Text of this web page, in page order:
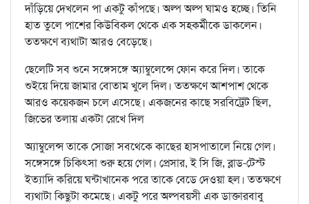
দাঁড়িয়ে দেখলেন পা একটু কাঁপছে। অল্প অল্প ঘামও হচ্ছে। তিনি
হাত তুলে পাশের কিউবিকল থেকে এক সহকর্মীকে ডাকলেন।
ততক্ষণে ব্যথাটা আরও বেড়েছে।
ছেলেটি সব শুনে সঙ্গেসঙ্গে অ্যাম্বুলেন্সে ফোন করে দিল। তাকে
শুইয়ে দিয়ে জামার বোতাম খুলে দিল। ততক্ষণে আশপাশ থেকে
আরও কয়েকজন চলে এসেছে। একজনের কাছে সরবিট্রেট ছিল,
জিভের তলায় একটা রেখে দিল
অ্যাম্বুলেন্স তাকে সোজা সবথেকে কাছের হাসপাতালে নিয়ে গেল।
সঙ্গেসঙ্গে চিকিৎসা শুরু হয়ে গেল। প্রেসার, ই সি জি, ব্লাড-টেস্ট
ইত্যাদি করিয়ে ঘন্টাখানেক পরে তাকে বেডে দেওয়া হল। ততক্ষণে
ব্যথাটা কিছুটা কমেছে। একটু পরে অল্পবয়সী এক ডাক্তারবাবু